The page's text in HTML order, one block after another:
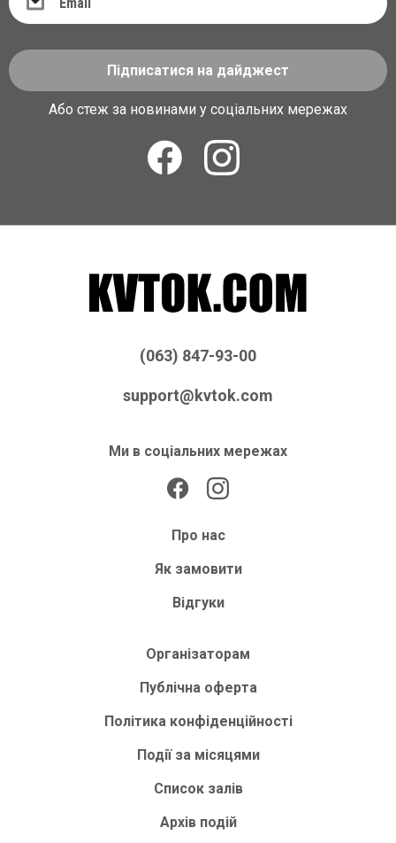
Підписатися на дайджест
Або стеж за новинами у соціальних мережах
(063) 847-93-00
support@kvtok.com
Ми в соціальних мережах
Про нас
Як замовити
Відгуки
Організаторам
Публічна оферта
Політика конфіденційності
Події за місяцями
Список залів
Архів подій